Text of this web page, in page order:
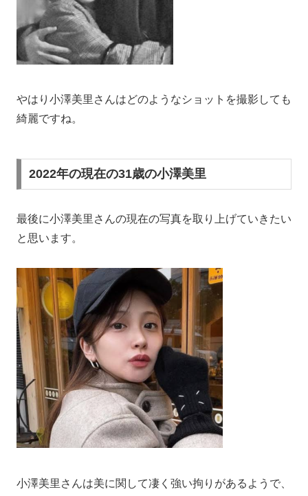
やはり小澤美里さんはどのようなショットを撮影しても
綺麗ですね。
2022年の現在の31歳の小澤美里
最後に小澤美里さんの現在の写真を取り上げていきたい
と思います。
小澤美里さんは美に関して凄く強い拘りがあるようで、